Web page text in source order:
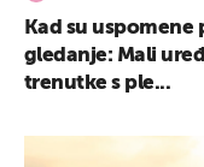
Kad su uspomene
gledanje: Mali
trenutke s ple...